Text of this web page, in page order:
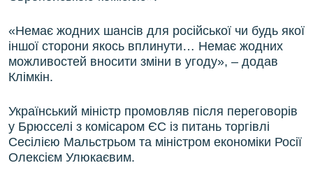
«Немає жодних шансів для російської чи будь якої
іншої сторони якось вплинути… Немає жодних
можливостей вносити зміни в угоду», – додав
Клімкін.
Український міністр промовляв після переговорів
у Брюсселі з комісаром ЄС із питань торгівлі
Сесілією Мальстрьом та міністром економіки Росії
Олексієм Улюкаєвим.